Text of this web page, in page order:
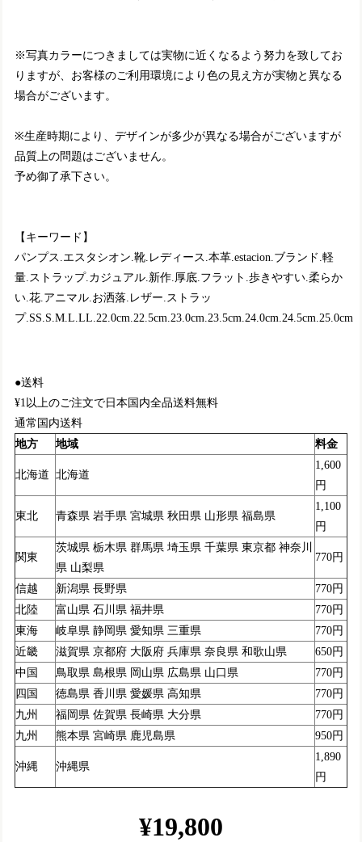
※写真カラーにつきましては実物に近くなるよう努力を致してお
りますが、お客様のご利用環境により色の見え方が実物と異なる
場合がございます。
※生産時期により、デザインが多少が異なる場合がございますが
品質上の問題はございません。
予め御了承下さい。
【キーワード】
パンプス.エスタシオン.靴.レディース.本革.estacion.ブランド.軽
量.ストラップ.カジュアル.新作.厚底.フラット.歩きやすい.柔らか
い.花.アニマル.お洒落.レザー.ストラッ
プ.SS.S.M.L.LL.22.0cm.22.5cm.23.0cm.23.5cm.24.0cm.24.5cm.25.0cm
●送料
¥1以上のご注文で日本国内全品送料無料
通常国内送料
地方
地域 料金
北海道 北海道
1,600
円
東北 青森県 岩手県 宮城県 秋田県 山形県 福島県
1,100
円
関東
茨城県 栃木県 群馬県 埼玉県 千葉県 東京都 神奈川
県 山梨県
770円
信越 新潟県 長野県
770円
北陸
富山県 石川県 福井県
770円
東海
岐阜県 静岡県 愛知県 三重県
770円
近畿
滋賀県 京都府 大阪府 兵庫県 奈良県 和歌山県
650円
中国
鳥取県 島根県 岡山県 広島県 山口県
770円
四国
徳島県 香川県 愛媛県 高知県
770円
九州
福岡県 佐賀県 長崎県 大分県
770円
九州
熊本県 宮崎県 鹿児島県 950円
沖縄 沖縄県
1,890
円
¥19,800